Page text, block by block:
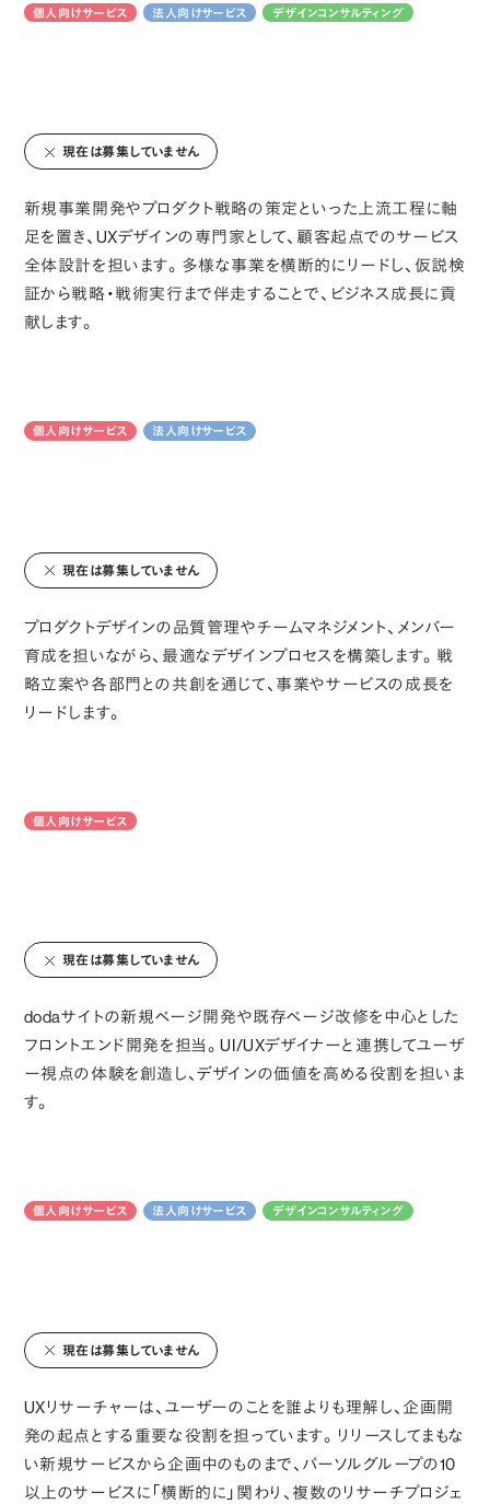
個人向けサービス 法人向けサービス デザインコンサルティング
現在は募集していません
新規事業開発やプロダクト戦略の策定といった上流工程に軸
足を置き、UXデザインの専門家として、顧客起点でのサービス
全体設計を担います。多様な事業を横断的にリードし、仮説検
証から戦略・戦術実行まで伴走することで、ビジネス成長に貢
献します。
個人向けサービス 法人向けサービス
現在は募集していません
プロダクトデザインの品質管理やチームマネジメント、メンバー
育成を担いながら、最適なデザインプロセスを構築します。戦
略立案や各部門との共創を通じて、事業やサービスの成長を
リードします。
個人向けサービス
現在は募集していません
dodaサイトの新規ページ開発や既存ページ改修を中心とした
フロントエンド開発を担当。UI/UXデザイナーと連携してユーザ
ー視点の体験を創造し、デザインの価値を高める役割を担いま
す。
個人向けサービス 法人向けサービス デザインコンサルティング
現在は募集していません
UXリサーチャーは、ユーザーのことを誰よりも理解し、企画開
発の起点とする重要な役割を担っています。リリースしてまもな
い新規サービスから企画中のものまで、パーソルグループの10
以上のサービスに「横断的に」関わり、複数のリサーチプロジェ